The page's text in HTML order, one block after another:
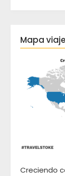
Mapa
Creciendo